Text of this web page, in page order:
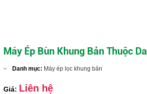
Máy Ép Bùn Khung Bản Thuộc Da
Danh mục: Máy ép lọc khung bản
Giá: Liên hệ